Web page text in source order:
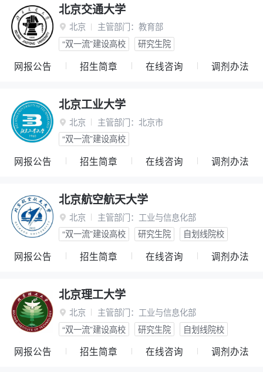
北京交通大学
 北京 主管部门： 教育部
“双一流”建设高校
研究生院
网报公告 招生简章 在线咨询 调剂办法
北京工业大学
 北京 主管部门： 北京市
“双一流”建设高校
网报公告 招生简章 在线咨询 调剂办法
北京航空航天大学
 北京 主管部门： 工业与信息化部
“双一流”建设高校
研究生院 自划线院校
网报公告 招生简章 在线咨询 调剂办法
北京理工大学
 北京 主管部门： 工业与信息化部
“双一流”建设高校
研究生院 自划线院校
网报公告 招生简章 在线咨询 调剂办法